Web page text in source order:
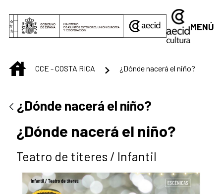
MENÚ
INICIO
CCE - COSTA RICA ¿Dónde nacerá el niño?
¿Dónde nacerá el niño?
¿Dónde nacerá el niño?
Teatro de títeres / Infantil